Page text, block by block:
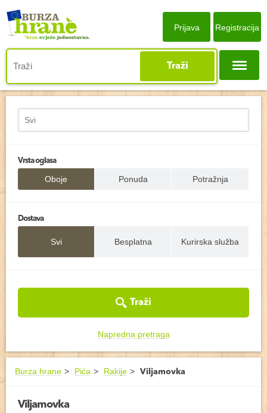
Traži
Prijava Registracija
Vrsta oglasa
Oboje Ponuda Potražnja
Dostava
Svi Besplatna Kurirska služba
Traži
Napredna pretraga
Burza hrane Pića Rakije Viljamovka
Viljamovka